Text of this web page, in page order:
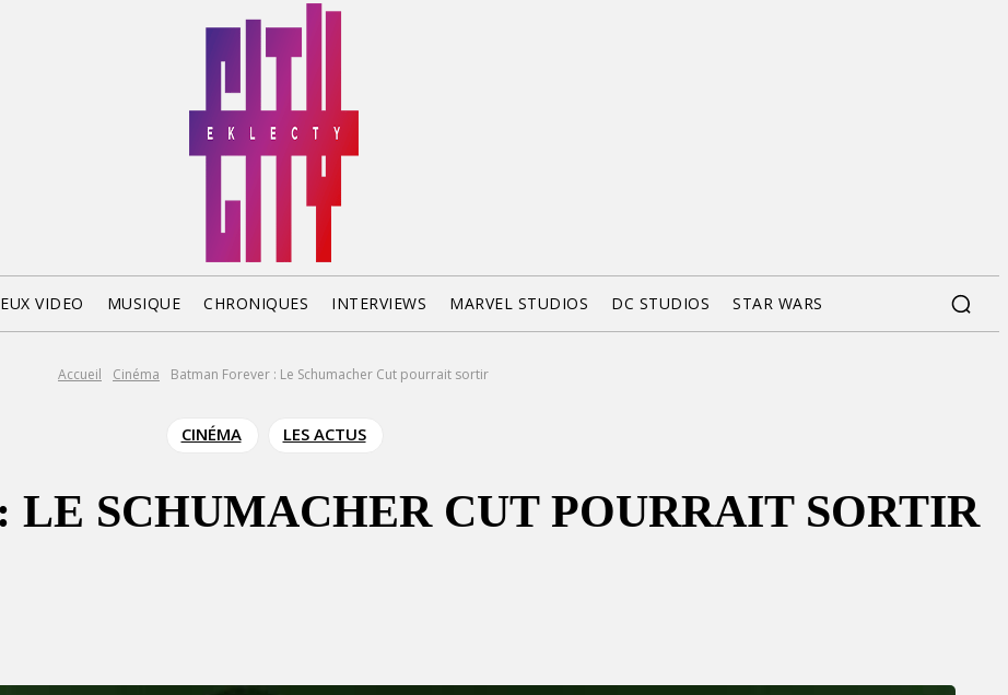
VIDEO MUSIQUE CHRONIQUES INTERVIEWS MARVEL STUDIOS DC STUDIOS STAR WARS
Accueil Cinéma Batman Forever : Le Schumacher Cut pourrait sortir
CINÉMA LES ACTUS
SCHUMACHER CUT POURRAIT SORTIR